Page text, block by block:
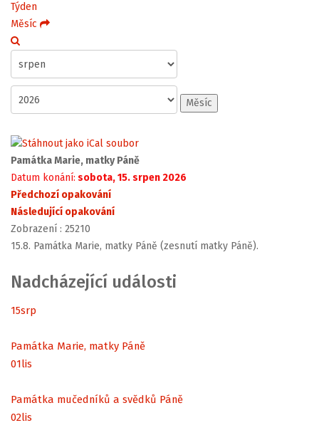
Týden
Měsíc
Měsíc
Památka Marie, matky Páně
Datum konání: sobota, 15. srpen 2026
Předchozí opakování
Následující opakování
Zobrazení : 25210
15.8. Památka Marie, matky Páně (zesnutí matky Páně).
Nadcházející události
15srp
Památka Marie, matky Páně
01lis
Památka mučedníků a svědků Páně
02lis